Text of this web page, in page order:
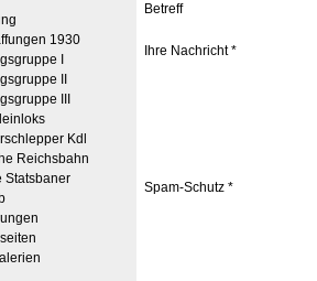
1930
I
II
III
Kdl
Reichsbahn
Statsbaner
Betreff
Ihre Nachricht *
Spam-Schutz *